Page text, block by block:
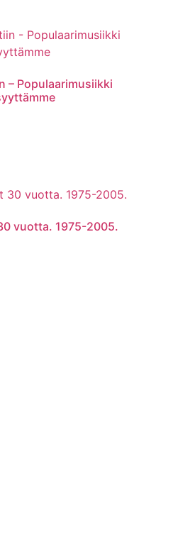
– Populaarimusiikki
vuotta. 1975-2005.